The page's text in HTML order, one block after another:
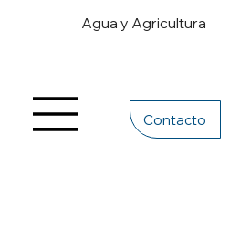
Agua y Agricultura
Contacto